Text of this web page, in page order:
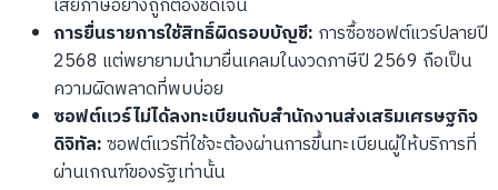
เสียภาษีอย่างถูกต้องชัดเจน
การยื่นรายการใช้สิทธิ์ผิดรอบบัญชี: การซื้อซอฟต์แวร์ปลายปี
2568 แต่พยายามนำมายื่นเคลมในงวดภาษีปี 2569 ถือเป็น
ความผิดพลาดที่พบบ่อย
ซอฟต์แวร์ไม่ได้ลงทะเบียนกับสำนักงานส่งเสริมเศรษฐกิจ
ดิจิทัล:ซอฟต์แวร์ที่ใช้จะต้องผ่านการขึ้นทะเบียนผู้ให้บริการที่
ผ่านเกณฑ์ของรัฐเท่านั้น